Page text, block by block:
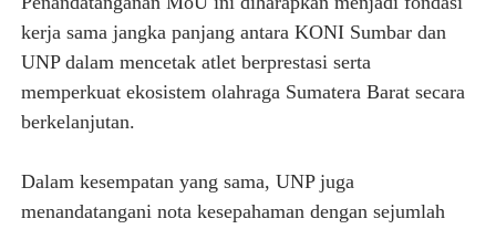
kerja sama jangka panjang antara KONI Sumbar dan
UNP dalam mencetak atlet berprestasi serta
memperkuat ekosistem olahraga Sumatera Barat secara
berkelanjutan.
Dalam kesempatan yang sama, UNP juga
menandatangani nota kesepahaman dengan sejumlah